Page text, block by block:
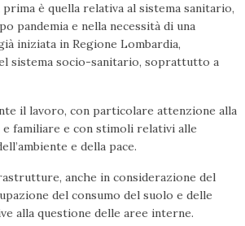
è quella relativa al sistema sanitario,
pandemia e nella necessità di una
iniziata in Regione Lombardia,
sistema socio-sanitario, soprattutto a
il lavoro, con particolare attenzione alla
familiare e con stimoli relativi alle
e della pace.
anche in considerazione del
del consumo del suolo e delle
alla questione delle aree interne.